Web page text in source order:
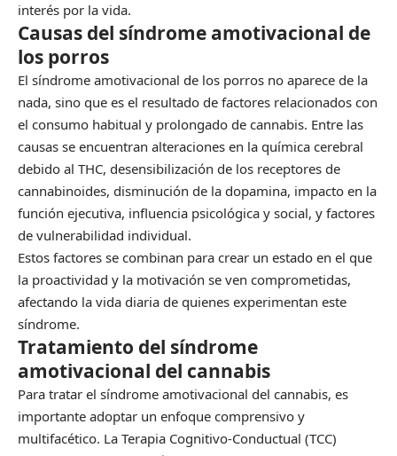
interés por la vida.
Causas del síndrome amotivacional de
los porros
El síndrome amotivacional de los porros no aparece de la
nada, sino que es el resultado de factores relacionados con
el consumo habitual y prolongado de cannabis. Entre las
causas se encuentran alteraciones en la química cerebral
debido al THC, desensibilización de los receptores de
cannabinoides, disminución de la dopamina, impacto en la
función ejecutiva, influencia psicológica y social, y factores
de vulnerabilidad individual.
Estos factores se combinan para crear un estado en el que
la proactividad y la motivación se ven comprometidas,
afectando la vida diaria de quienes experimentan este
síndrome.
Tratamiento del síndrome
amotivacional del cannabis
Para tratar el síndrome amotivacional del cannabis, es
importante adoptar un enfoque comprensivo y
multifacético. La Terapia Cognitivo-Conductual (TCC)